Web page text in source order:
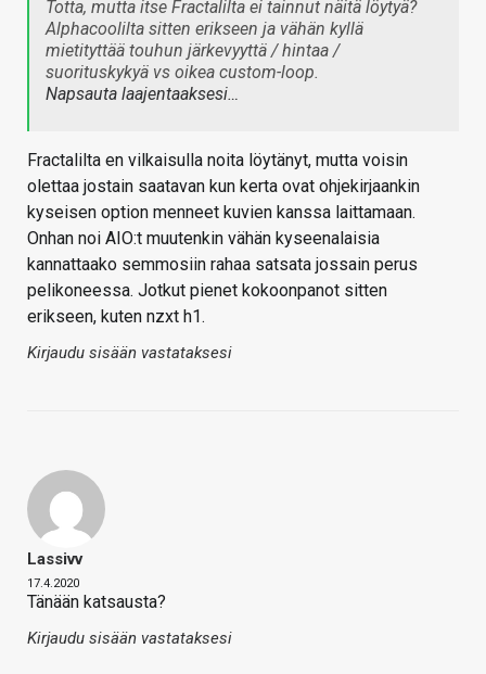
Totta, mutta itse Fractalilta ei tainnut näitä löytyä?
Alphacoolilta sitten erikseen ja vähän kyllä
mietityttää touhun järkevyyttä / hintaa /
suorituskykyä vs oikea custom-loop.
Napsauta laajentaaksesi…
Fractalilta en vilkaisulla noita löytänyt, mutta voisin
olettaa jostain saatavan kun kerta ovat ohjekirjaankin
kyseisen option menneet kuvien kanssa laittamaan.
Onhan noi AIO:t muutenkin vähän kyseenalaisia
kannattaako semmosiin rahaa satsata jossain perus
pelikoneessa. Jotkut pienet kokoonpanot sitten
erikseen, kuten nzxt h1.
Kirjaudu sisään vastataksesi
Lassivv
17.4.2020
Tänään katsausta?
Kirjaudu sisään vastataksesi